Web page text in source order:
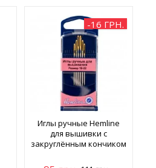
-16 ГРН.
Иглы ручные Hemline
для вышивки с
закруглённым кончиком